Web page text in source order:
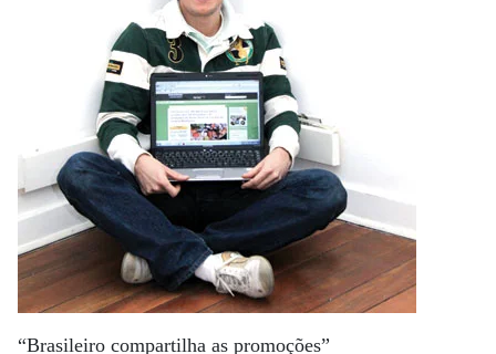
“Brasileiro compartilha as promoções”